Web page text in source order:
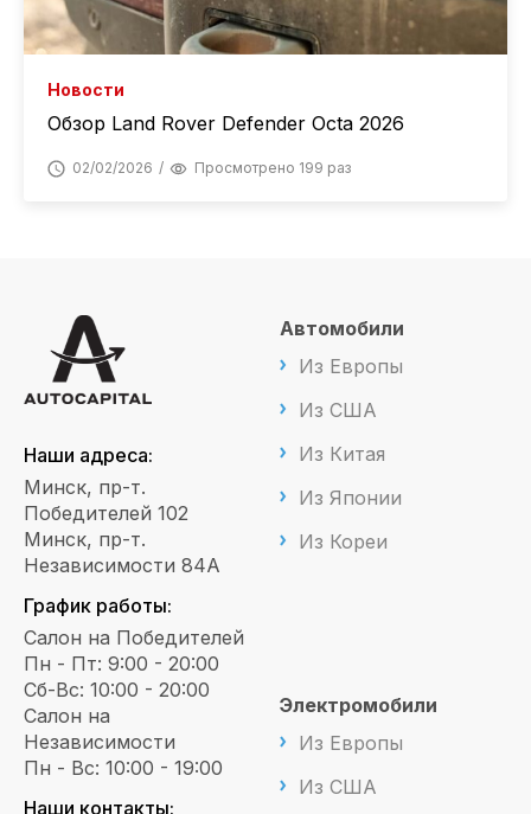
Новости
Обзор Land Rover Defender Octa 2026
02/02/2026 Просмотрено 199 раз
Наши адреса:
Минск, пр-т.
Победителей 102
Минск, пр-т.
Независимости 84А
График работы:
Салон на Победителей
Пн - Пт: 9:00 - 20:00
Сб-Вс: 10:00 - 20:00
Салон на
Независимости
Пн - Вс: 10:00 - 19:00
Наши контакты:
Автомобили
Из Европы
Из США
Из Китая
Из Японии
Из Кореи
Электромобили
Из Европы
Из США